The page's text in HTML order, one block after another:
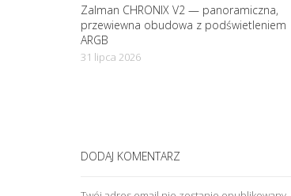
n
Zalman CHRONIX V2 — panoramiczna,
przewiewna obudowa z podświetleniem
ARGB
31 lipca 2026
DODAJ KOMENTARZ